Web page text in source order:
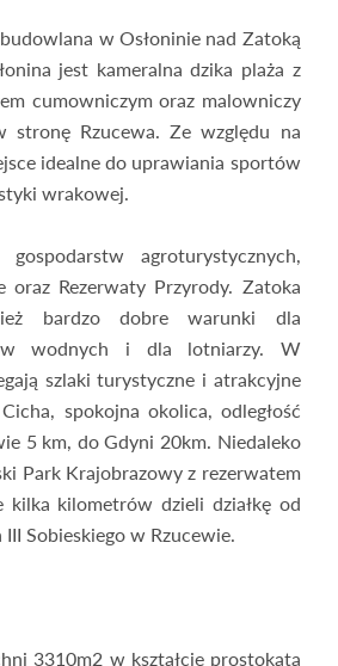
w Osłoninie nad Zatoką
jest kameralna dzika plaża z
cumowniczym oraz malowniczy
stronę Rzucewa. Ze względu na
idealne do uprawiania sportów
wrakowej.
agroturystycznych,
oraz Rezerwaty Przyrody. Zatoka
bardzo dobre warunki dla
wodnych i dla lotniarzy. W
szlaki turystyczne i atrakcyjne
spokojna okolica, odległość
5 km, do Gdyni 20km. Niedaleko
Park Krajobrazowy z rezerwatem
kilka kilometrów dzieli działkę od
III Sobieskiego w Rzucewie.
3310m2 w kształcie prostokąta